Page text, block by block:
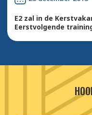
E2 zal in de
Eerstvolgende